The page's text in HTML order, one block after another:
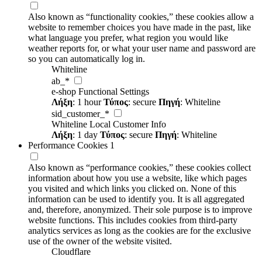
Also known as “functionality cookies,” these cookies allow a
website to remember choices you have made in the past, like
what language you prefer, what region you would like
weather reports for, or what your user name and password are
so you can automatically log in.
Whiteline
ab_*
e-shop Functional Settings
Λήξη: 1 hourΤύπος: secure Πηγή: Whiteline
sid_customer_*
Whiteline Local Customer Info
Λήξη: 1 day Τύπος: secure Πηγή: Whiteline
Performance Cookies 1
Also known as “performance cookies,” these cookies collect
information about how you use a website, like which pages
you visited and which links you clicked on. None of this
information can be used to identify you. It is all aggregated
and, therefore, anonymized. Their sole purpose is to improve
website functions. This includes cookies from third-party
analytics services as long as the cookies are for the exclusive
use of the owner of the website visited.
Cloudflare